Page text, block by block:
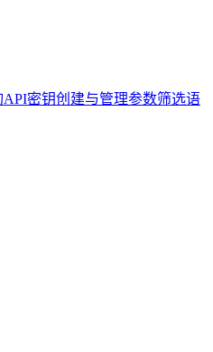
API密钥创建与管理参数筛选语